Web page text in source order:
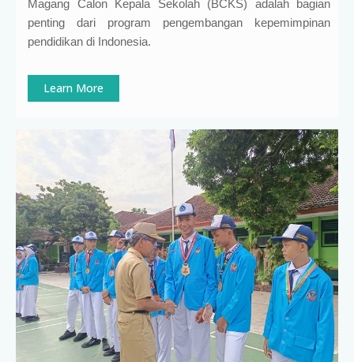
Magang Calon Kepala Sekolah (BCKS) adalah bagian
penting dari program pengembangan kepemimpinan
pendidikan di Indonesia.
Learn More